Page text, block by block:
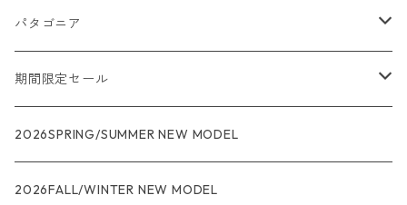
パタゴニア
メンズ
R1
R1エア
ウィメンズ
R1
ジャケット・アウター
期間限定セール
★★★
レインウェアー
2026SPRING/SUMMER NEW MODEL
2026FALL/WINTER NEW MODEL